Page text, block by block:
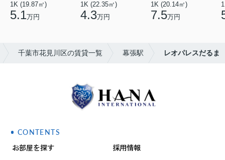
1K (19.87㎡)
5.1万円
1K (22.35㎡)
4.3万円
1K (20.14㎡)
7.5万円
千葉市花見川区の賃貸一覧 幕張駅 レオパレスだるま
CONTENTS
お部屋を探す
採用情報